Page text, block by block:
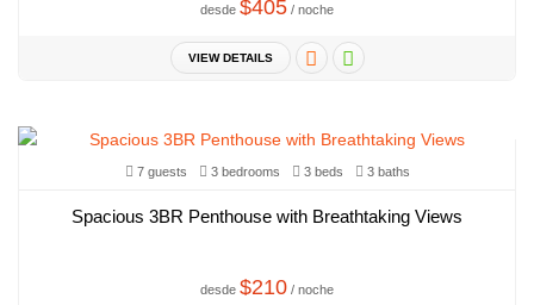
desde $405 / noche
VIEW DETAILS
7 guests 3 bedrooms 3 beds 3 baths
Spacious 3BR Penthouse with Breathtaking Views
desde $210 / noche